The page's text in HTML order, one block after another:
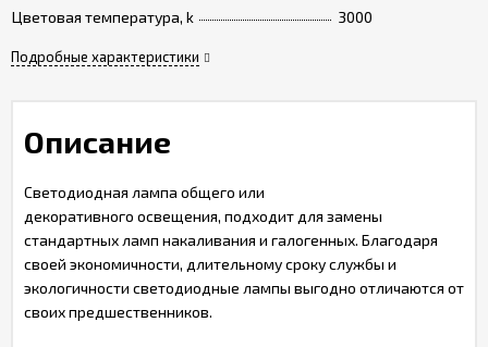
Цветовая температура, k
3000
Подробные характеристики
Описание
Светодиодная лампа общего или
декоративного освещения, подходит для замены
стандартных ламп накаливания и галогенных. Благодаря
своей экономичности, длительному сроку службы и
экологичности светодиодные лампы выгодно отличаются от
своих предшественников.